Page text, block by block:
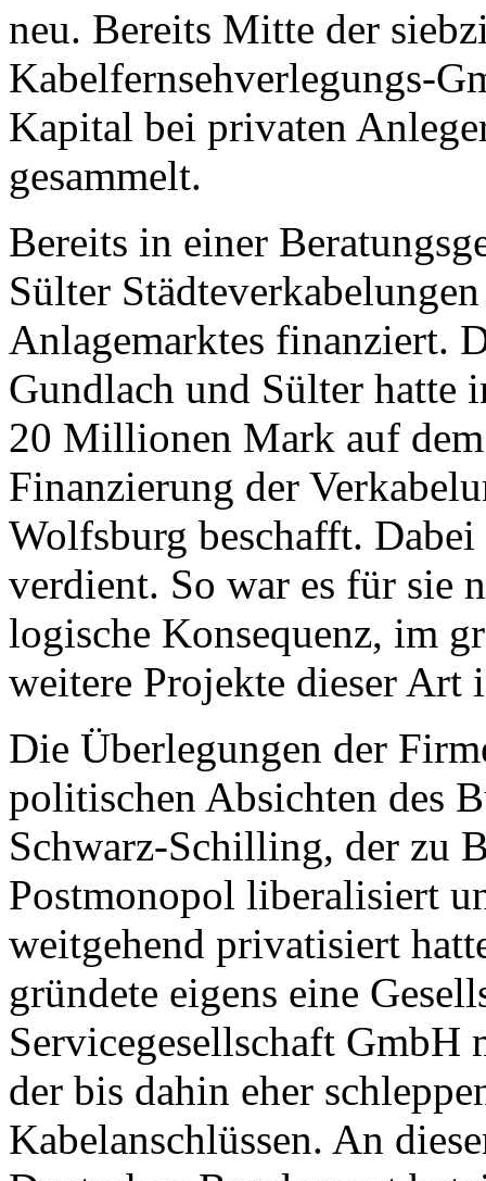
neu. Bereits Mitte der
Kabelfernsehverlegungs-
Kapital bei privaten
gesammelt.
Bereits in einer
Sülter
Anlagemarktes finanziert.
Gundlach und Sülter hatte
20 Millionen Mark auf
Finanzierung der
Wolfsburg beschafft.
verdient. So war es für sie
logische Konsequenz, im
weitere Projekte dieser Art
Die Überlegungen der
politischen Absichten des
Schwarz-Schilling, der zu
Postmonopol liberalisiert
weitgehend privatisiert
gründete eigens eine
Servicegesellschaft
der bis dahin eher
Kabelanschlüssen. An